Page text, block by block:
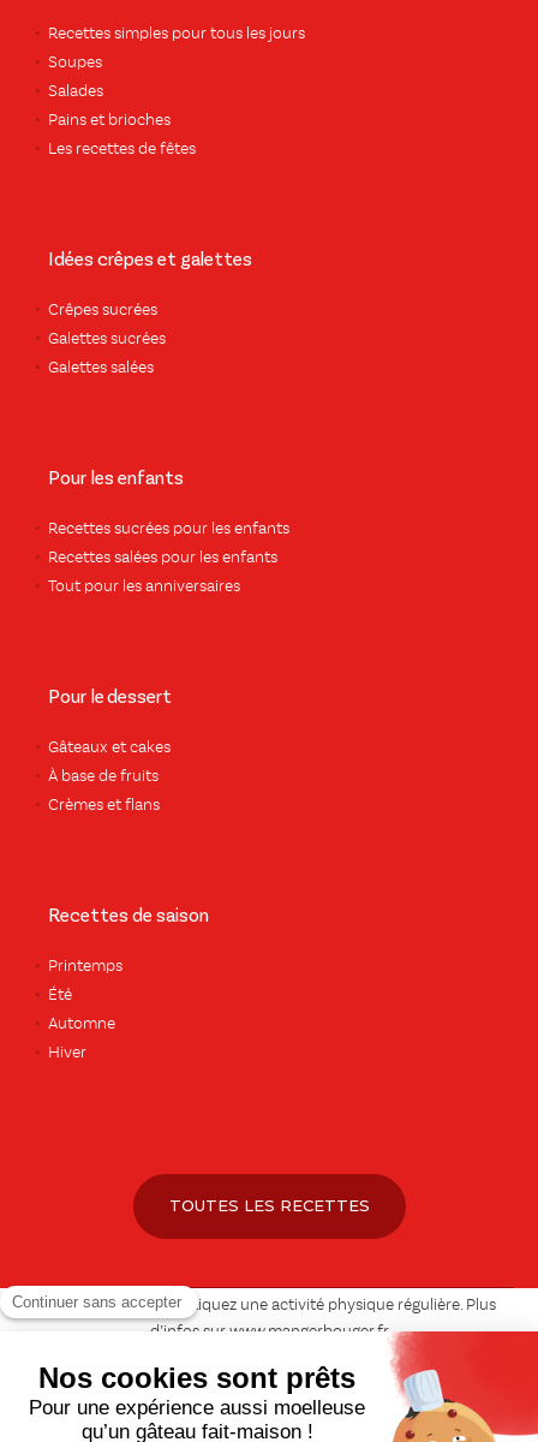
Recettes simples pour tous les jours
Soupes
Salades
Pains et brioches
Les recettes de fêtes
Idées crêpes et galettes
Crêpes sucrées
Galettes sucrées
Galettes salées
Pour les enfants
Recettes sucrées pour les enfants
Recettes salées pour les enfants
Tout pour les anniversaires
Pour le dessert
Gâteaux et cakes
À base de fruits
Crèmes et flans
Recettes de saison
Printemps
Été
Automne
Hiver
TOUTES LES RECETTES
Pour votre santé, pratiquez une activité physique régulière. Plus
d’infos sur www.mangerbouger.fr